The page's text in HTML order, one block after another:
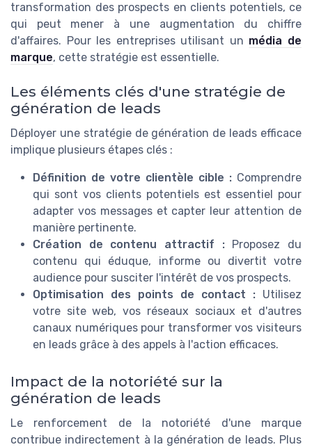
transformation des prospects en clients potentiels, ce
qui peut mener à une augmentation du chiffre
d'affaires. Pour les entreprises utilisant un média de
marque, cette stratégie est essentielle.
Les éléments clés d'une stratégie de
génération de leads
Déployer une stratégie de génération de leads efficace
implique plusieurs étapes clés :
Définition de votre clientèle cible : Comprendre
qui sont vos clients potentiels est essentiel pour
adapter vos messages et capter leur attention de
manière pertinente.
Création de contenu attractif :Proposez du
contenu qui éduque, informe ou divertit votre
audience pour susciter l'intérêt de vos prospects.
Optimisation des points de contact : Utilisez
votre site web, vos réseaux sociaux et d'autres
canaux numériques pour transformer vos visiteurs
en leads grâce à des appels à l'action efficaces.
Impact de la notoriété sur la
génération de leads
Le renforcement de la notoriété d'une marque
contribue indirectement à la génération de leads. Plus